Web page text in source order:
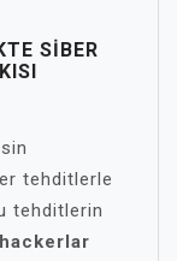
SIBER
tehditlerle
tehditlerin
hackerlar